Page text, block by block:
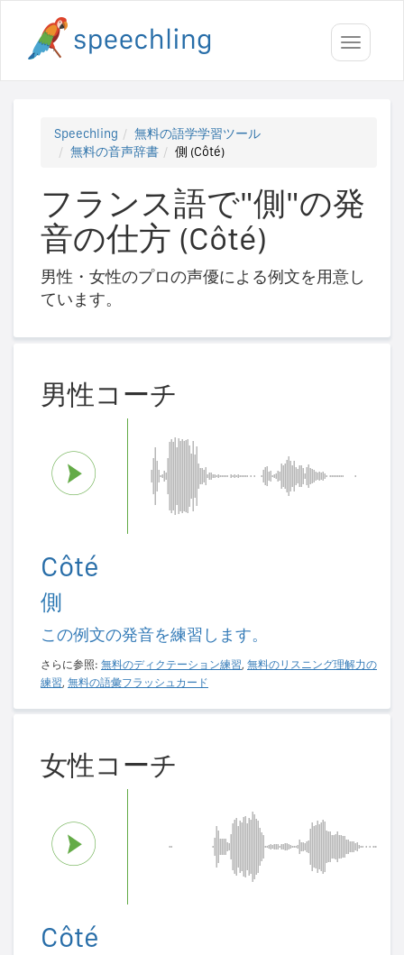
Toggle
Speechling
無料の語学学習ツール
無料の音声辞書
側 (Côté)
フランス語で"側"の発
音の仕方 (Côté)
男性・女性のプロの声優による例文を用意し
ています。
男性コーチ
Côté
側
この例文の発音を練習します。
さらに参照: 無料のディクテーション練習, 無料のリスニング理解力の
練習, 無料の語彙フラッシュカード
女性コーチ
Côté